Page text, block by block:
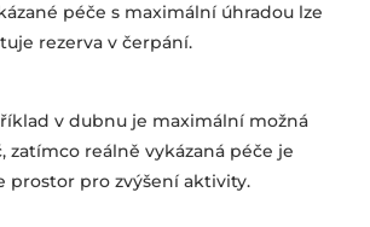
péče s maximální úhradou lze
rezerva v čerpání.
v dubnu je maximální možná
zatímco reálně vykázaná péče je
prostor pro zvýšení aktivity.